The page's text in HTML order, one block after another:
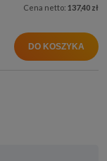
Cena netto: 137,40 zł
DO KOSZYKA